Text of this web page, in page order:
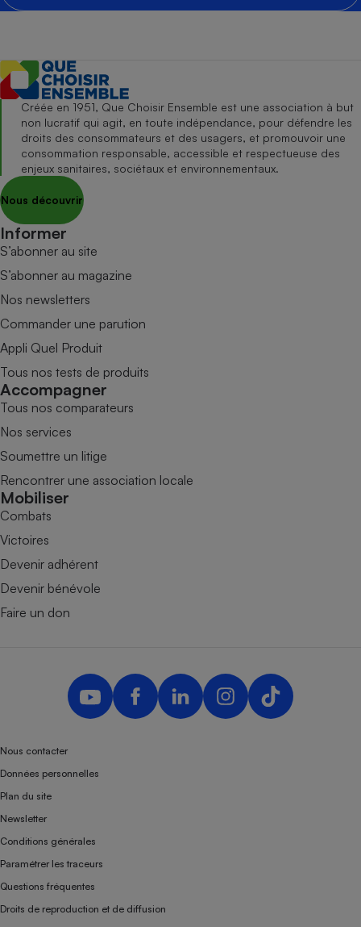
Créée en 1951, Que Choisir Ensemble est une association à but
non lucratif qui agit, en toute indépendance, pour défendre les
droits des consommateurs et des usagers, et promouvoir une
consommation responsable, accessible et respectueuse des
enjeux sanitaires, sociétaux et environnementaux.
Nous découvrir
Informer
S’abonner au site
S’abonner au magazine
Nos newsletters
Commander une parution
Appli Quel Produit
Tous nos tests de produits
Accompagner
Tous nos comparateurs
Nos services
Soumettre un litige
Rencontrer une association locale
Mobiliser
Combats
Victoires
Devenir adhérent
Devenir bénévole
Faire un don
Nous contacter
Données personnelles
Plan du site
Newsletter
Conditions générales
Paramétrer les traceurs
Questions fréquentes
Droits de reproduction et de diffusion